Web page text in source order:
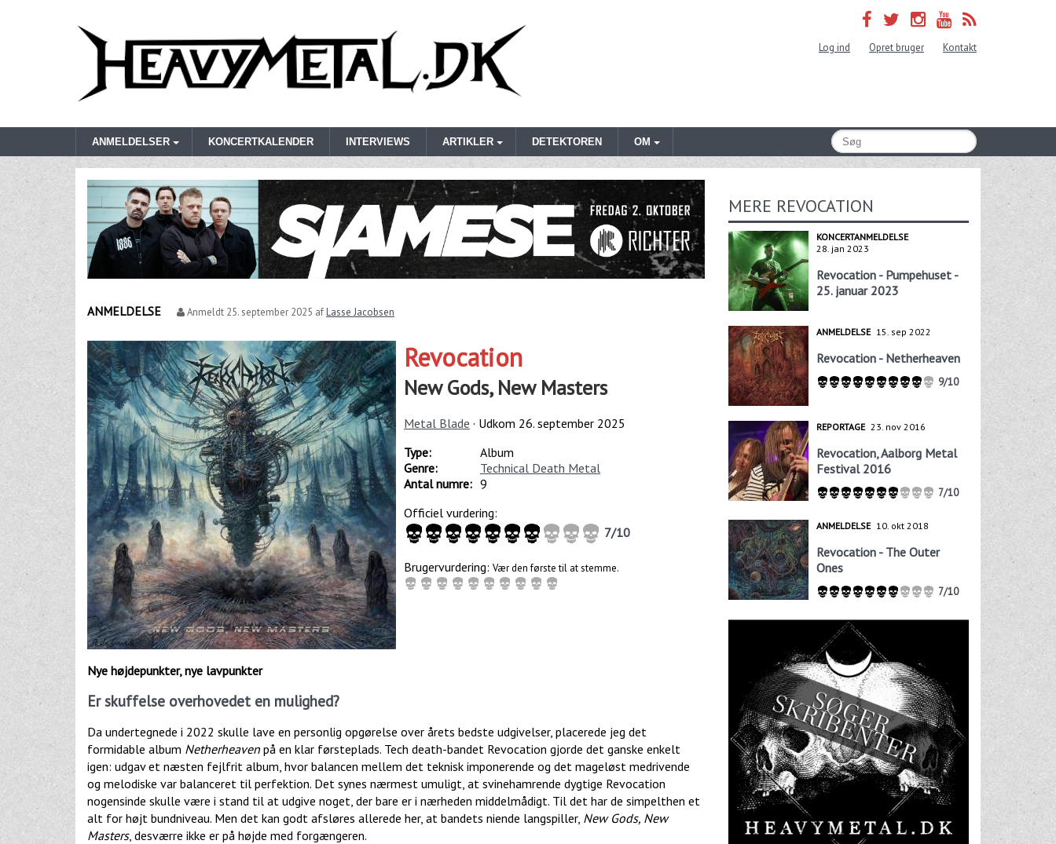
Log ind Opret bruger Kontakt
ANMELDELSER KONCERTKALENDER INTERVIEWS ARTIKLER DETEKTOREN OM
ANMELDELSE Anmeldt 25. september 2025 afLasse Jacobsen
Revocation
New Gods, New Masters
Metal Blade · Udkom 26. september 2025
Type:
Album
Genre:
Technical Death Metal
Antal numre: 9
Officiel vurdering:
7/10
Brugervurdering: Vær den første til at stemme.
Nye højdepunkter, nye lavpunkter
Er skuffelse overhovedet en mulighed?
Da undertegnede i 2022 skulle lave en personlig opgørelse over årets bedste udgivelser, placerede jeg det
formidable album Netherheaven på en klar førsteplads. Tech death-bandet Revocation gjorde det ganske enkelt
igen: udgav et næsten fejlfrit album, hvor balancen mellem det teknisk imponerende og det mageløst medrivende
og melodiske var balanceret til perfektion. Det synes nærmest umuligt, at svinehamrende dygtige Revocation
nogensinde skulle være i stand til at udgive noget, der bare er i nærheden middelmådigt. Til det har de simpelthen et
alt for højt bundniveau. Men det kan godt afsløres allerede her, at bandets niende langspiller, New Gods, New
Masters, desværre ikke er på højde med forgængeren.
MERE REVOCATION
KONCERTANMELDELSE
28. jan 2023
Revocation - Pumpehuset -
25. januar 2023
ANMELDELSE 15. sep 2022
Revocation - Netherheaven
9/10
REPORTAGE 23. nov 2016
Revocation, Aalborg Metal
Festival 2016
7/10
ANMELDELSE 10. okt 2018
Revocation - The Outer
Ones
7/10